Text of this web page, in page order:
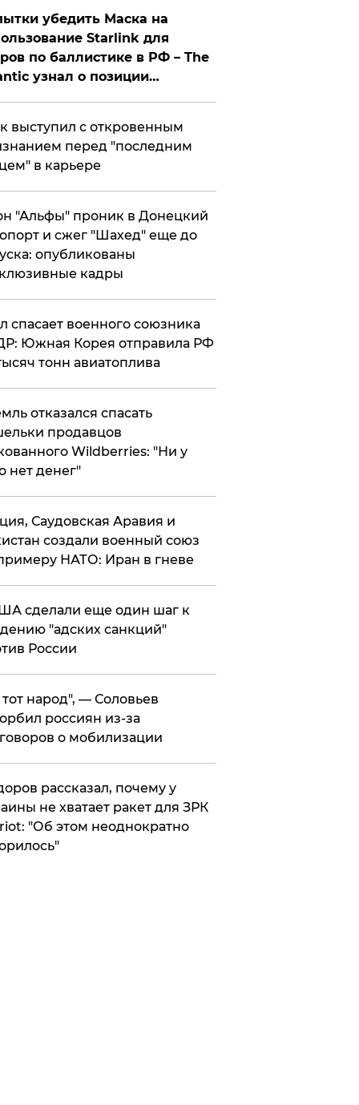
убедить Маска на
Starlink для
по баллистике в РФ – The
узнал о позиции
выступил с откровенным
перед "последним
в карьере
"Альфы" проник в Донецкий
и сжег "Шахед" еще до
опубликованы
кадры
спасает военного союзника
Южная Корея отправила РФ
тонн авиатоплива
отказался спасать
продавцов
Wildberries: "Ни у
нет денег"
Саудовская Аравия и
создали военный союз
НАТО: Иран в гневе
сделали еще один шаг к
"адских санкций"
России
народ", — Соловьев
россиян из-за
о мобилизации
рассказал, почему у
не хватает ракет для ЗРК
"Об этом неоднократно